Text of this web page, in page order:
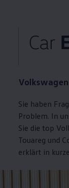
Car
Volkswagen
Sie haben
Problem. In
Sie die top
Touareg und
erklärt in